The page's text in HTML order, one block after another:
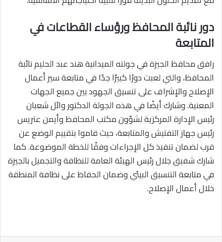
دور نائبة المحافظ ورؤساء القطاعات في
المتابعة
رافق محافظ الجيزة في جولته الميدانية هند عبد الحليم نائبة
المحافظ، والتي لعبت دورًا كبيرًا جدًا في متابعة سير أعمال
الإصلاح والإشراف على تنسيق الجهود بين جميع الجهات
المعنية. وشارك أيضًا في هذه الجولة الدكتور وائل شعبان
رئيس الإدارة المركزية لشؤون مكتب المحافظ وأيمن عتريس
رئيس جهاز التفتيش والمتابعة، حيث قاموا بتقييم الوضع عن
قرب لضمان تنفيذ كل الإجراءات وفقًا للخطة الموضوعة. كما
شارك شفيق جلال رئيس الهيئة العامة للنظافة والتجميل بالجيزة
في متابعة التنسيق البيئي وضمان الحفاظ على نظافة المنطقة
خلال أعمال الإصلاح.